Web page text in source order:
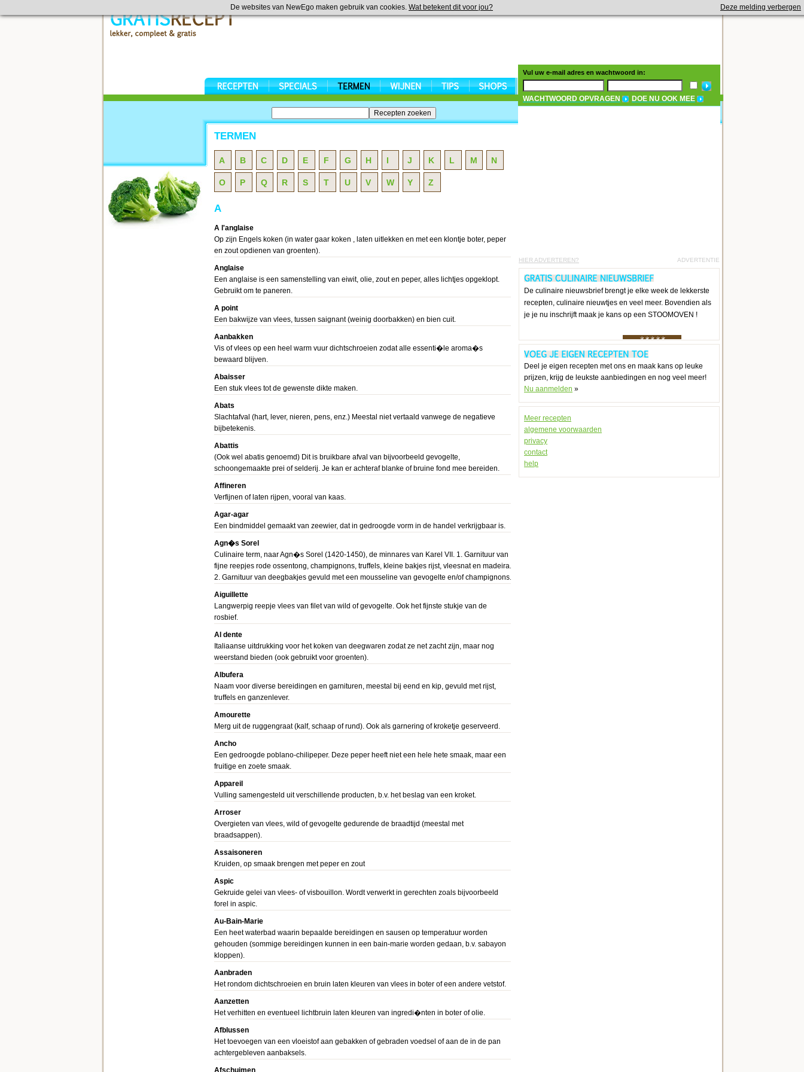
De websites van NewEgo maken gebruik van cookies. Wat betekent dit voor jou? Deze melding verbergen
TERMEN
A B C D E F G H I J K L M N
O P Q R S T U V W Y Z
A
A l'anglaise
Op zijn Engels koken (in water gaar koken , laten uitlekken en met een klontje boter, peper
en zout opdienen van groenten).
Anglaise
Een anglaise is een samenstelling van eiwit, olie, zout en peper, alles lichtjes opgeklopt.
Gebruikt om te paneren.
A point
Een bakwijze van vlees, tussen saignant (weinig doorbakken) en bien cuit.
Aanbakken
Vis of vlees op een heel warm vuur dichtschroeien zodat alle essenti�le aroma�s
bewaard blijven.
Abaisser
Een stuk vlees tot de gewenste dikte maken.
Abats
Slachtafval (hart, lever, nieren, pens, enz.) Meestal niet vertaald vanwege de negatieve
bijbetekenis.
Abattis
(Ook wel abatis genoemd) Dit is bruikbare afval van bijvoorbeeld gevogelte,
schoongemaakte prei of selderij. Je kan er achteraf blanke of bruine fond mee bereiden.
Affineren
Verfijnen of laten rijpen, vooral van kaas.
Agar-agar
Een bindmiddel gemaakt van zeewier, dat in gedroogde vorm in de handel verkrijgbaar is.
Agn�s Sorel
Culinaire term, naar Agn�s Sorel (1420-1450), de minnares van Karel VII. 1. Garnituur van
fijne reepjes rode ossentong, champignons, truffels, kleine bakjes rijst, vleesnat en madeira.
2. Garnituur van deegbakjes gevuld met een mousseline van gevogelte en/of champignons.
Aiguillette
Langwerpig reepje vlees van filet van wild of gevogelte. Ook het fijnste stukje van de
rosbief.
Al dente
Italiaanse uitdrukking voor het koken van deegwaren zodat ze net zacht zijn, maar nog
weerstand bieden (ook gebruikt voor groenten).
Albufera
Naam voor diverse bereidingen en garnituren, meestal bij eend en kip, gevuld met rijst,
truffels en ganzenlever.
Amourette
Merg uit de ruggengraat (kalf, schaap of rund). Ook als garnering of kroketje geserveerd.
Ancho
Een gedroogde poblano-chilipeper. Deze peper heeft niet een hele hete smaak, maar een
fruitige en zoete smaak.
Appareil
Vulling samengesteld uit verschillende producten, b.v. het beslag van een kroket.
Arroser
Overgieten van vlees, wild of gevogelte gedurende de braadtijd (meestal met
braadsappen).
Assaisoneren
Kruiden, op smaak brengen met peper en zout
Aspic
Gekruide gelei van vlees- of visbouillon. Wordt verwerkt in gerechten zoals bijvoorbeeld
forel in aspic.
Au-Bain-Marie
Een heet waterbad waarin bepaalde bereidingen en sausen op temperatuur worden
gehouden (sommige bereidingen kunnen in een bain-marie worden gedaan, b.v. sabayon
kloppen).
Aanbraden
Het rondom dichtschroeien en bruin laten kleuren van vlees in boter of een andere vetstof.
Aanzetten
Het verhitten en eventueel lichtbruin laten kleuren van ingredi�nten in boter of olie.
Afblussen
Het toevoegen van een vloeistof aan gebakken of gebraden voedsel of aan de in de pan
achtergebleven aanbaksels.
Afschuimen
ADVERTENTIE
HIER ADVERTEREN?
De culinaire nieuwsbrief brengt je elke week de lekkerste
recepten, culinaire nieuwtjes en veel meer. Bovendien als
je je nu inschrijft maak je kans op een STOOMOVEN !
Deel je eigen recepten met ons en maak kans op leuke
prijzen, krijg de leukste aanbiedingen en nog veel meer!
Nu aanmelden »
Meer recepten
algemene voorwaarden
privacy
contact
help
Vul uw e-mail adres en wachtwoord in:
WACHTWOORD OPVRAGEN DOE NU OOK MEE